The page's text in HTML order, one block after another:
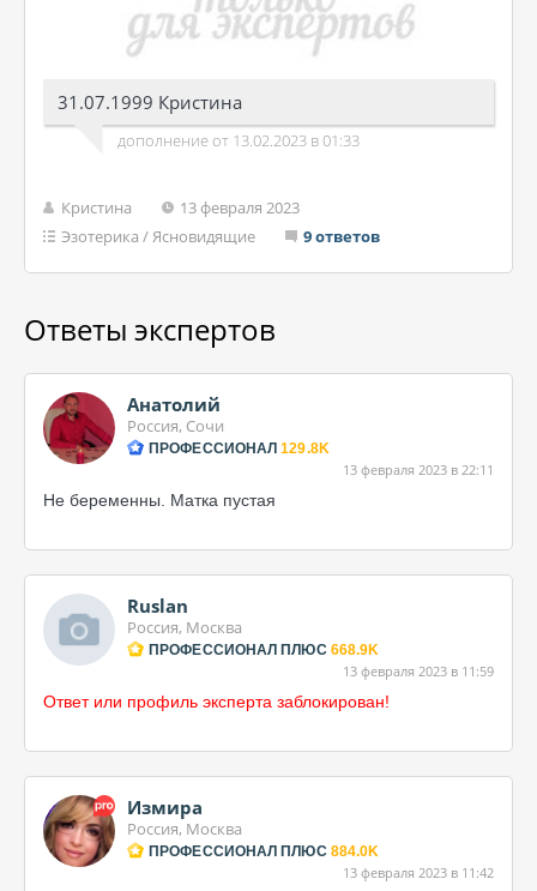
31.07.1999 Кристина
дополнение от 13.02.2023 в 01:33
Кристина
13 февраля 2023
Эзотерика /Ясновидящие 9 ответов
Ответы экспертов
Анатолий
Россия, Сочи
ПРОФЕССИОНАЛ 129.8K
13 февраля 2023 в 22:11
Не беременны. Матка пустая
Ruslan
Россия, Москва
ПРОФЕССИОНАЛ ПЛЮС 668.9K
13 февраля 2023 в 11:59
Ответ или профиль эксперта заблокирован!
Измира
Россия, Москва
ПРОФЕССИОНАЛ ПЛЮС 884.0K
13 февраля 2023 в 11:42